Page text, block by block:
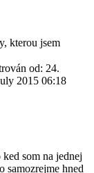
kterou jsem
od: 24.
2015 06:18
som na jednej
hned